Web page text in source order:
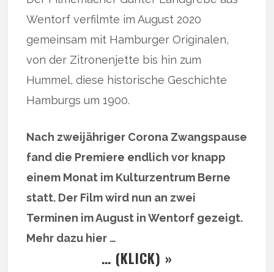
Wentorf verfilmte im August 2020
gemeinsam mit Hamburger Originalen,
von der Zitronenjette bis hin zum
Hummel, diese historische Geschichte
Hamburgs um 1900.
Nach zweijähriger Corona Zwangspause
fand die Premiere endlich vor knapp
einem Monat im Kulturzentrum Berne
statt. Der Film wird nun an zwei
Terminen im August in Wentorf gezeigt.
Mehr dazu hier …
… (KLICK) »